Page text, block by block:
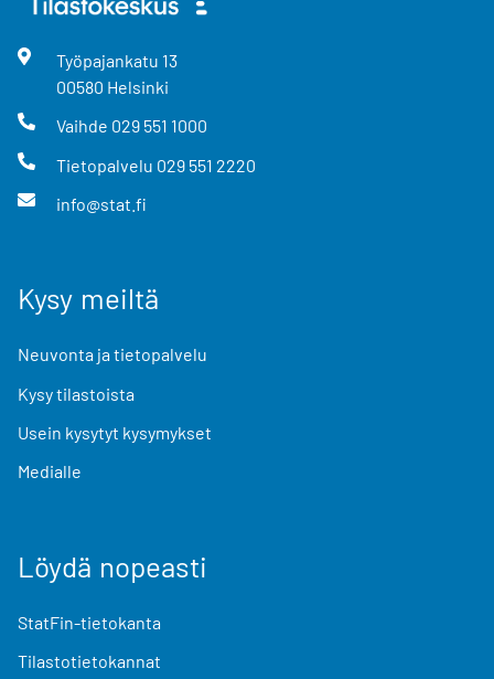
Työpajankatu 13
00580 Helsinki
Vaihde 029 551 1000
Tietopalvelu 029 551 2220
info@stat.fi
Kysy meiltä
Neuvonta ja tietopalvelu
Kysy tilastoista
Usein kysytyt kysymykset
Medialle
Löydä nopeasti
StatFin-tietokanta
Tilastotietokannat